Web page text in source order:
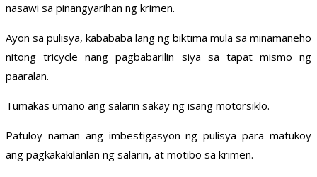
nasawi sa pinangyarihan ng krimen.
Ayon sa pulisya, kabababa lang ng biktima mula sa minamaneho
nitong tricycle nang pagbabarilin siya sa tapat mismo ng
paaralan.
Tumakas umano ang salarin sakay ng isang motorsiklo.
Patuloy naman ang imbestigasyon ng pulisya para matukoy
ang pagkakakilanlan ng salarin, at motibo sa krimen.